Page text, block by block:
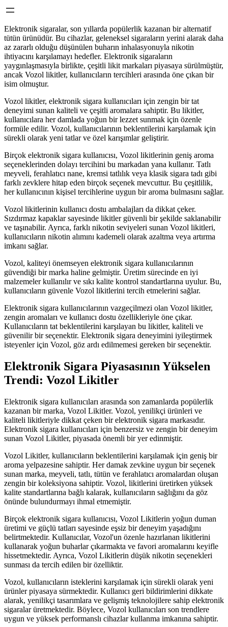
Elektronik sigaralar, son yıllarda popülerlik kazanan bir alternatif
tütün ürünüdür. Bu cihazlar, geleneksel sigaraların yerini alarak daha
az zararlı olduğu düşünülen buharın inhalasyonuyla nikotin
ihtiyacını karşılamayı hedefler. Elektronik sigaraların
yaygınlaşmasıyla birlikte, çeşitli likit markaları piyasaya sürülmüştür,
ancak Vozol likitler, kullanıcıların tercihleri arasında öne çıkan bir
isim olmuştur.
Vozol likitler, elektronik sigara kullanıcıları için zengin bir tat
deneyimi sunan kaliteli ve çeşitli aromalara sahiptir. Bu likitler,
kullanıcılara her damlada yoğun bir lezzet sunmak için özenle
formüle edilir. Vozol, kullanıcılarının beklentilerini karşılamak için
sürekli olarak yeni tatlar ve özel karışımlar geliştirir.
Birçok elektronik sigara kullanıcısı, Vozol likitlerinin geniş aroma
seçeneklerinden dolayı tercihini bu markadan yana kullanır. Tatlı
meyveli, ferahlatıcı nane, kremsi tatlılık veya klasik sigara tadı gibi
farklı zevklere hitap eden birçok seçenek mevcuttur. Bu çeşitlilik,
her kullanıcının kişisel tercihlerine uygun bir aroma bulmasını sağlar.
Vozol likitlerinin kullanıcı dostu ambalajları da dikkat çeker.
Sızdırmaz kapaklar sayesinde likitler güvenli bir şekilde saklanabilir
ve taşınabilir. Ayrıca, farklı nikotin seviyeleri sunan Vozol likitleri,
kullanıcıların nikotin alımını kademeli olarak azaltma veya artırma
imkanı sağlar.
Vozol, kaliteyi önemseyen elektronik sigara kullanıcılarının
güvendiği bir marka haline gelmiştir. Üretim sürecinde en iyi
malzemeler kullanılır ve sıkı kalite kontrol standartlarına uyulur. Bu,
kullanıcıların güvenle Vozol likitlerini tercih etmelerini sağlar.
Elektronik sigara kullanıcılarının vazgeçilmezi olan Vozol likitler,
zengin aromaları ve kullanıcı dostu özellikleriyle öne çıkar.
Kullanıcıların tat beklentilerini karşılayan bu likitler, kaliteli ve
güvenilir bir seçenektir. Elektronik sigara deneyimini iyileştirmek
isteyenler için Vozol, göz ardı edilmemesi gereken bir seçenektir.
Elektronik Sigara Piyasasının Yükselen
Trendi: Vozol Likitler
Elektronik sigara kullanıcıları arasında son zamanlarda popülerlik
kazanan bir marka, Vozol Likitler. Vozol, yenilikçi ürünleri ve
kaliteli likitleriyle dikkat çeken bir elektronik sigara markasıdır.
Elektronik sigara kullanıcıları için benzersiz ve zengin bir deneyim
sunan Vozol Likitler, piyasada önemli bir yer edinmiştir.
Vozol Likitler, kullanıcıların beklentilerini karşılamak için geniş bir
aroma yelpazesine sahiptir. Her damak zevkine uygun bir seçenek
sunan marka, meyveli, tatlı, tütün ve ferahlatıcı aromalardan oluşan
zengin bir koleksiyona sahiptir. Vozol, likitlerini üretirken yüksek
kalite standartlarına bağlı kalarak, kullanıcıların sağlığını da göz
önünde bulundurmayı ihmal etmemiştir.
Birçok elektronik sigara kullanıcısı, Vozol Likitlerin yoğun duman
üretimi ve güçlü tatları sayesinde eşsiz bir deneyim yaşadığını
belirtmektedir. Kullanıcılar, Vozol'un özenle hazırlanan likitlerini
kullanarak yoğun buharlar çıkarmakta ve favori aromalarını keyifle
hissetmektedir. Ayrıca, Vozol Likitlerin düşük nikotin seçenekleri
sunması da tercih edilen bir özelliktir.
Vozol, kullanıcıların isteklerini karşılamak için sürekli olarak yeni
ürünler piyasaya sürmektedir. Kullanıcı geri bildirimlerini dikkate
alarak, yenilikçi tasarımlara ve gelişmiş teknolojilere sahip elektronik
sigaralar üretmektedir. Böylece, Vozol kullanıcıları son trendlere
uygun ve yüksek performanslı cihazlar kullanma imkanına sahiptir.